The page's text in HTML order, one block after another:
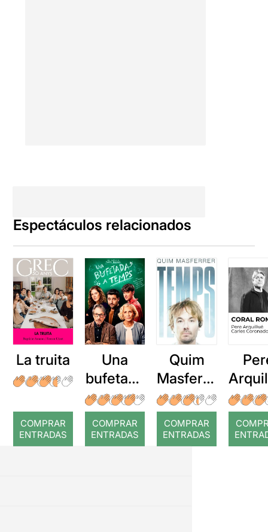
Espectáculos relacionados
La truita
COMPRAR
ENTRADAS
Una
bufetada
a temps
COMPRAR
ENTRADAS
Quim
Masferre
r: Temps
COMPRAR
ENTRADAS
: